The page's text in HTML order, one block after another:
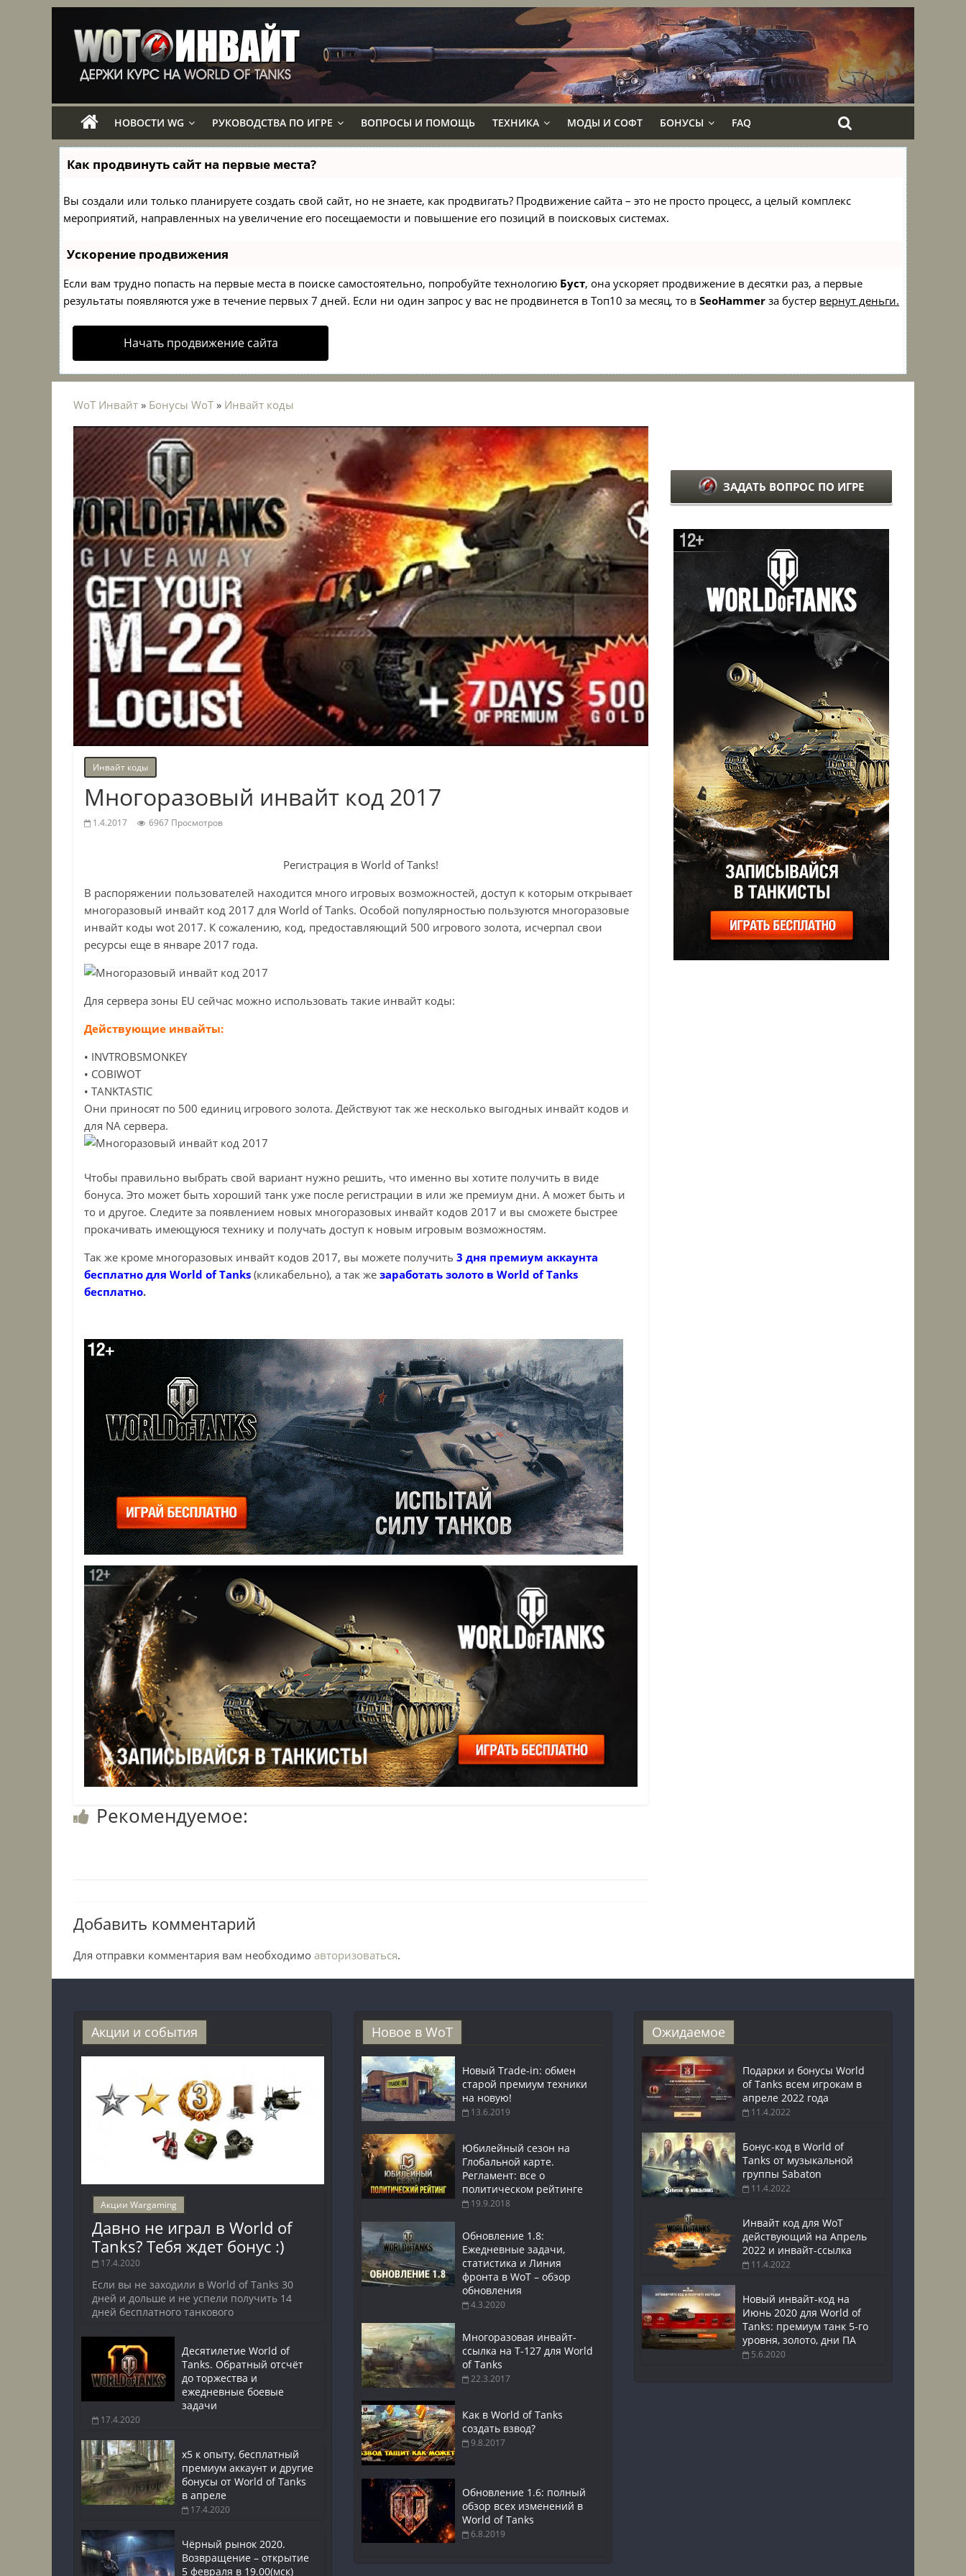
НОВОСТИ WG РУКОВОДСТВА ПО ИГРЕ ВОПРОСЫ И ПОМОЩЬ ТЕХНИКА МОДЫ И СОФТ БОНУСЫ FAQ
Как продвинуть сайт на первые места?
Вы создали или только планируете создать свой сайт, но не знаете, как продвигать? Продвижение сайта – это не просто процесс, а целый комплекс
мероприятий, направленных на увеличение его посещаемости и повышение его позиций в поисковых системах.
Ускорение продвижения
Если вам трудно попасть на первые места в поиске самостоятельно, попробуйте технологию Буст, она ускоряет продвижение в десятки раз, а первые
результаты появляются уже в течение первых 7 дней. Если ни один запрос у вас не продвинется в Топ10 за месяц, то в SeoHammer за бустер вернут деньги.
Начать продвижение сайта
WoT Инвайт » Бонусы WoT » Инвайт коды
Инвайт коды
Многоразовый инвайт код 2017
1.4.2017 6967 Просмотров
Регистрация в World of Tanks!
В распоряжении пользователей находится много игровых возможностей, доступ к которым открывает
многоразовый инвайт код 2017 для World of Tanks. Особой популярностью пользуются многоразовые
инвайт коды wot 2017. К сожалению, код, предоставляющий 500 игрового золота, исчерпал свои
ресурсы еще в январе 2017 года.
Для сервера зоны EU сейчас можно использовать такие инвайт коды:
Действующие инвайты:
• INVTROBSMONKEY
• COBIWOT
• TANKTASTIC
Они приносят по 500 единиц игрового золота. Действуют так же несколько выгодных инвайт кодов и
для NA сервера.
Чтобы правильно выбрать свой вариант нужно решить, что именно вы хотите получить в виде
бонуса. Это может быть хороший танк уже после регистрации в или же премиум дни. А может быть и
то и другое. Следите за появлением новых многоразовых инвайт кодов 2017 и вы сможете быстрее
прокачивать имеющуюся технику и получать доступ к новым игровым возможностям.
Так же кроме многоразовых инвайт кодов 2017, вы можете получить 3 дня премиум аккаунта
бесплатно для World of Tanks (кликабельно), а так же заработать золото в World of Tanks
бесплатно.
Рекомендуемое:
Добавить комментарий
Для отправки комментария вам необходимо авторизоваться.
ЗАДАТЬ ВОПРОС ПО ИГРЕ
Акции и события
Акции Wargaming
Давно не играл в World of
Tanks? Тебя ждет бонус :)
17.4.2020
Если вы не заходили в World of Tanks 30
дней и дольше и не успели получить 14
дней бесплатного танкового
Десятилетие World of
Tanks. Обратный отсчёт
до торжества и
ежедневные боевые
задачи
17.4.2020
x5 к опыту, бесплатный
премиум аккаунт и другие
бонусы от World of Tanks
в апреле
17.4.2020
Чёрный рынок 2020.
Возвращение – открытие
5 февраля в 19.00(мск)
Новое в WoT
Новый Trade-in: обмен
старой премиум техники
на новую!
13.6.2019
Юбилейный сезон на
Глобальной карте.
Регламент: все о
политическом рейтинге
19.9.2018
Обновление 1.8:
Ежедневные задачи,
статистика и Линия
фронта в WoT – обзор
обновления
4.3.2020
Многоразовая инвайт-
ссылка на Т-127 для World
of Tanks
22.3.2017
Как в World of Tanks
создать взвод?
9.8.2017
Обновление 1.6: полный
обзор всех изменений в
World of Tanks
6.8.2019
Ожидаемое
Подарки и бонусы World
of Tanks всем игрокам в
апреле 2022 года
11.4.2022
Бонус-код в World of
Tanks от музыкальной
группы Sabaton
11.4.2022
Инвайт код для WoT
действующий на Апрель
2022 и инвайт-ссылка
11.4.2022
Новый инвайт-код на
Июнь 2020 для World of
Tanks: премиум танк 5-го
уровня, золото, дни ПА
5.6.2020